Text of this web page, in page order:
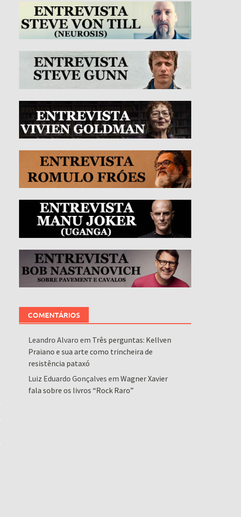
COMENTÁRIOS
Leandro Alvaro em Três perguntas: Kellven
Praiano e sua arte como trincheira de
resistência pataxó
Luiz Eduardo Gonçalves em Wagner Xavier
fala sobre os livros “Rock Raro”